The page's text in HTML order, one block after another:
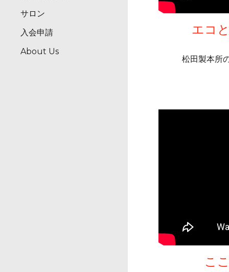
サロン
入会申請
About Us
エコ
松田製本所
こ